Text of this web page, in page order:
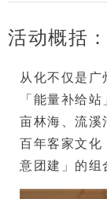
活动概括
从化不仅是广
「能量补给
亩林海、 流溪
百年客家文化
意团建」的组